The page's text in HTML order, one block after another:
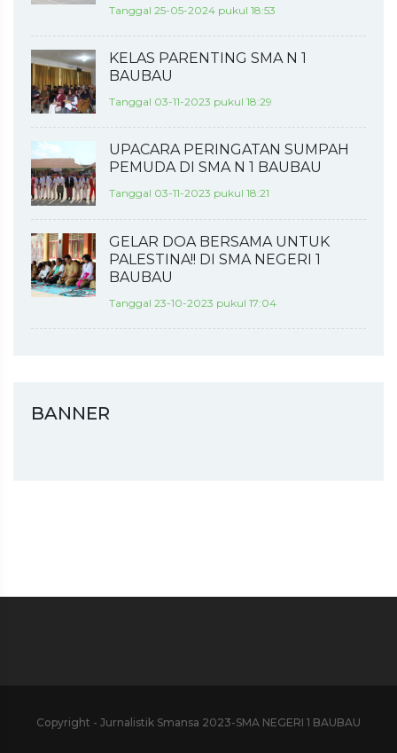
Tanggal 25-05-2024 pukul 18:53
KELAS PARENTING SMA N 1
BAUBAU
Tanggal 03-11-2023 pukul 18:29
UPACARA PERINGATAN SUMPAH
PEMUDA DI SMA N 1 BAUBAU
Tanggal 03-11-2023 pukul 18:21
GELAR DOA BERSAMA UNTUK
PALESTINA!! DI SMA NEGERI 1
BAUBAU
Tanggal 23-10-2023 pukul 17:04
BANNER
Copyright - Jurnalistik Smansa 2023-SMA NEGERI 1 BAUBAU